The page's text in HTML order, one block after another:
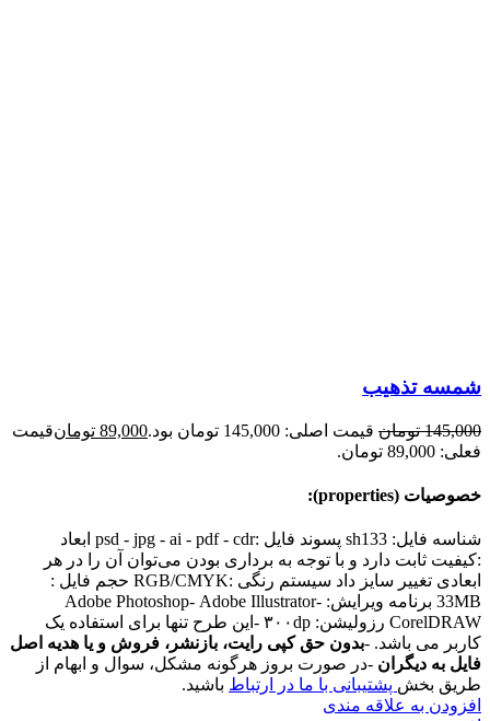
شمسه تذهیب
145,000 تومان قیمت اصلی: 145,000 تومان بود. 89,000 تومانقیمت
فعلی: 89,000 تومان.
خصوصیات (properties):
شناسه فایل: sh133 پسوند فایل :psd - jpg - ai - pdf - cdr ابعاد
:کیفیت ثابت دارد و با توجه به برداری بودن می‌توان آن را در هر
ابعادی تغییر سایز داد سیستم رنگی :RGB/CMYK حجم فایل :
33MB برنامه ویرایش: Adobe Photoshop- Adobe Illustrator-
CorelDRAW رزولیشن: ۳۰۰dp -این طرح تنها برای استفاده یک
کاربر می باشد. -بدون حق کپی رایت، بازنشر، فروش و یا هدیه اصل
فایل به دیگران -در صورت بروز هرگونه مشکل، سوال و ابهام از
طریق بخش پشتیبانی با ما در ارتباط باشید.
افزودن به علاقه مندی